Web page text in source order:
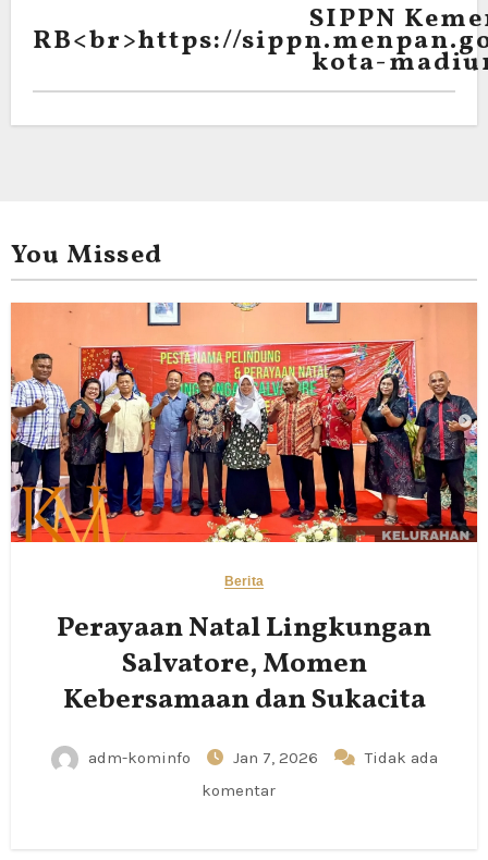
SIPPN
RB<br>https://
kota-
You Missed
Berita
Perayaan Natal Lingkungan
Salvatore, Momen
Kebersamaan dan Sukacita
adm-kominfo Jan 7, 2026
Tidak ada
komentar